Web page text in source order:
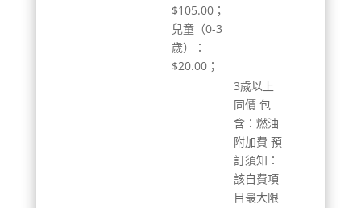
$105.00；
兒童（0-3
歲）：
$20.00；
3歲以上
同價 包
含：燃油
附加費 預
訂須知：
該自費項
目最大限